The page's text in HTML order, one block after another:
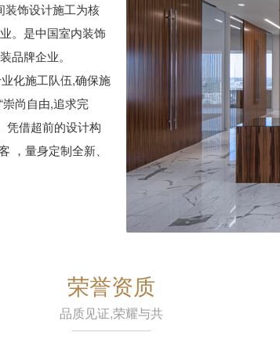
饰设计施工为核
。是中国室内装饰
品牌企业。
化施工队伍,确保施
尚自由,追求完
凭借超前的设计构
，量身定制全新、
荣誉资质
品质见证,荣耀与共